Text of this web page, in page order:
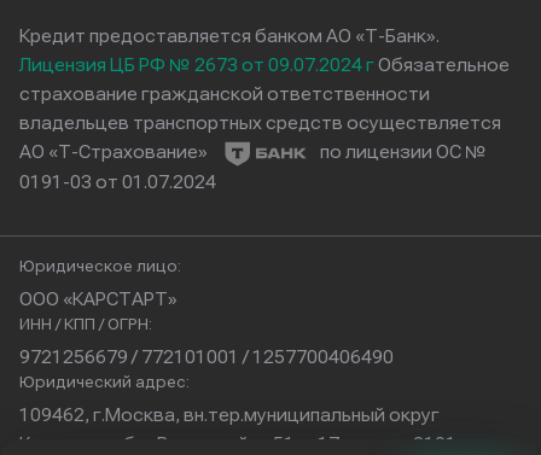
Кредит предоставляется банком АО «Т-Банк».
Лицензия ЦБ РФ № 2673 от 09.07.2024 гОбязательное
страхование гражданской ответственности
владельцев транспортных средств осуществляется
АО «Т-Страхование»
по лицензии ОС №
0191-03 от 01.07.2024
Юридическое лицо:
ООО «КАРСТАРТ»
ИНН / КПП / ОГРН:
9721256679 / 772101001 / 1257700406490
Юридический адрес:
109462, г.Москва, вн.тер.муниципальный округ
Кузьминки, б-р Волжский, д.51, с.17, помещ.2101